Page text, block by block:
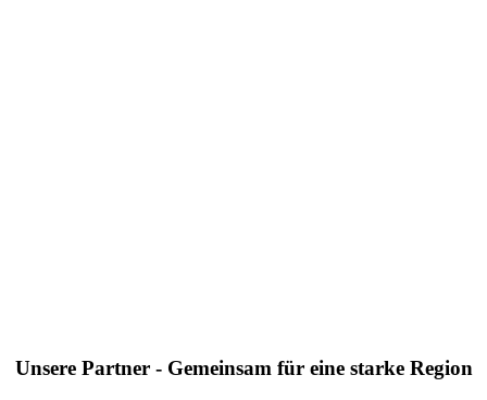
Unsere Partner - Gemeinsam für eine starke Region